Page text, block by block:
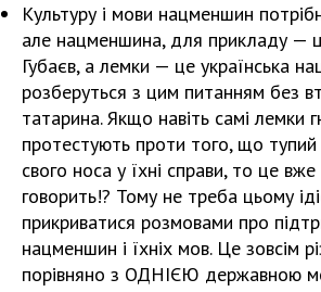
Культуру і мови нацменшин
але нацменшина, для прикладу —
Губаєв, а лемки — це українська
розберуться з цим питанням без
татарина. Якщо навіть самі лемки
протестують проти того, що
свого носа у їхні справи, то це
говорить!? Тому не треба цьому
прикриватися розмовами про
нацменшин і їхніх мов. Це зовсім
порівняно з ОДНІЄЮ державною